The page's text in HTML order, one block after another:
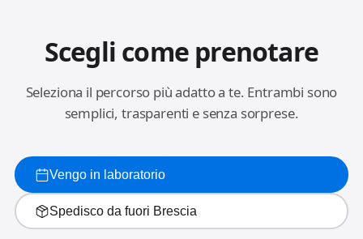
Scegli come prenotare
Seleziona il percorso più adatto a te. Entrambi sono
semplici, trasparenti e senza sorprese.
Vengo in laboratorio
Spedisco da fuori Brescia